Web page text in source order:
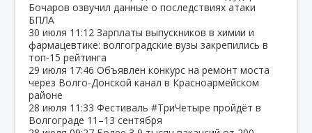
Бочаров озвучил данные о последствиях атаки
БПЛА
30 июля 11:12 Зарплаты выпускников в химии и
фармацевтике: волгоградские вузы закрепились в
топ‑15 рейтинга
29 июля 17:46 Объявлен конкурс на ремонт моста
через Волго‑Донской канал в Красноармейском
районе
28 июля 11:33 Фестиваль #ТриЧетыре пройдёт в
Волгограде 11–13 сентября